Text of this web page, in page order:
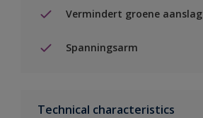
Vermindert groene aanslag
Spanningsarm
Technical characteristics